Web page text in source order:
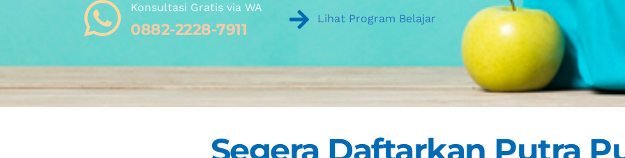
Konsultasi Gratis via WA
0882-2228-7911
Lihat Program Belajar
Segera Daftarkan Putra